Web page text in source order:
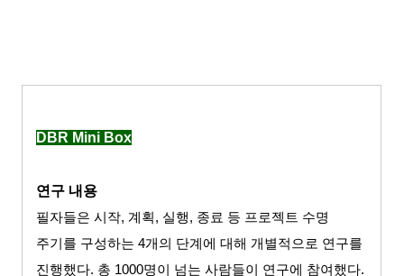
DBR Mini Box
연구 내용
필자들은 시작, 계획, 실행, 종료 등 프로젝트 수명
주기를 구성하는 4개의 단계에 대해 개별적으로 연구를
진행했다. 총 1000명이 넘는 사람들이 연구에 참여했다.